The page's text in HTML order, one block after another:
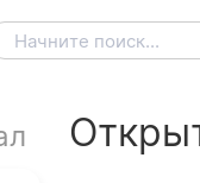
Начните поиск...